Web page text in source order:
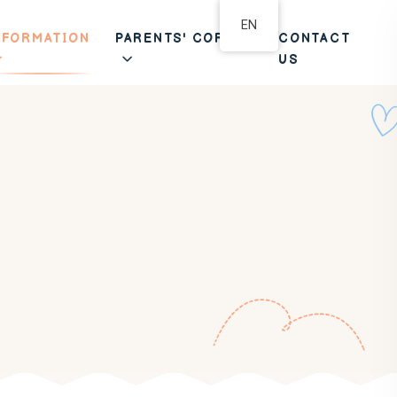
PARENTS' CORNER
CONTACT
US
EN